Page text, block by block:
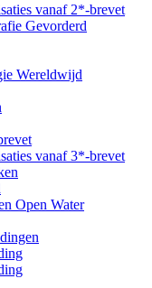
vanaf 2*-brevet
Gevorderd
Wereldwijd
vanaf 3*-brevet
Open Water